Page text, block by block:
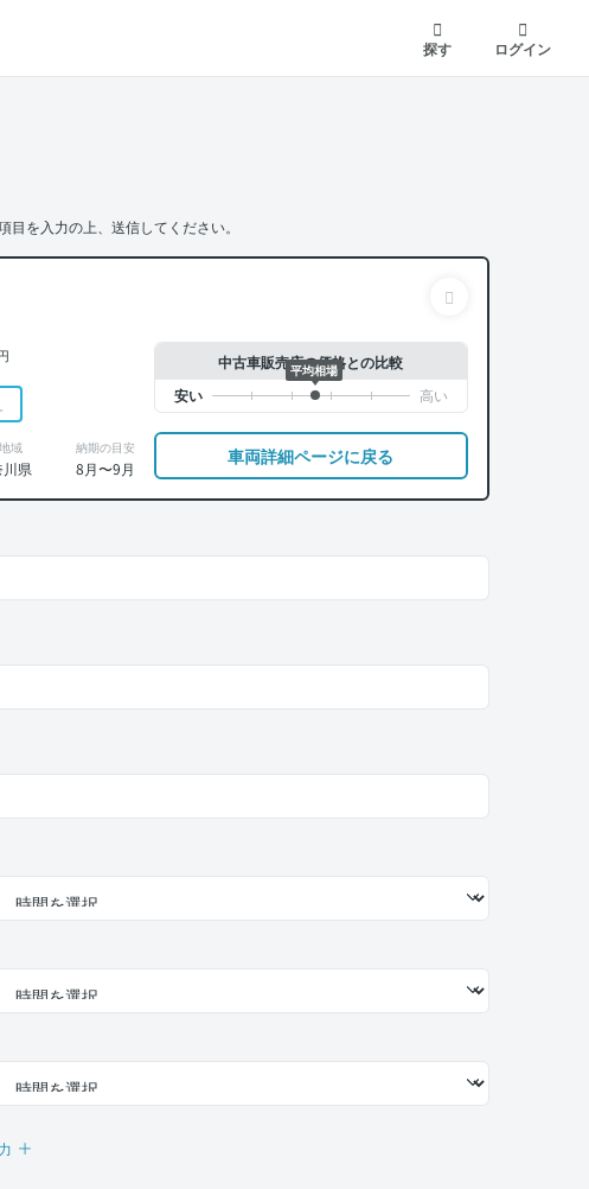
探す
ログイン
目を入力の上、送信してください。
域
県
納期の目安
8月〜9月
中古車販売店の価格との比較
平均相場
車両詳細ページに戻る